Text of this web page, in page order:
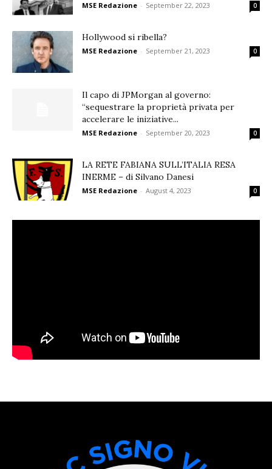
MSE Redazione - September 22, 2023 0
Hollywood si ribella?
MSE Redazione - September 21, 2023 0
Il capo di JPMorgan al governo:
“sequestrare la proprietà privata per
accelerare le iniziative...
MSE Redazione - September 20, 2023 0
LA RETE FABIANA SULL’ITALIA RESA
INERME – di Silvano Danesi
MSE Redazione - August 4, 2023 0